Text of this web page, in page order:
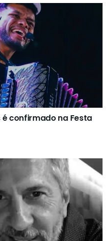
confirmado na Festa